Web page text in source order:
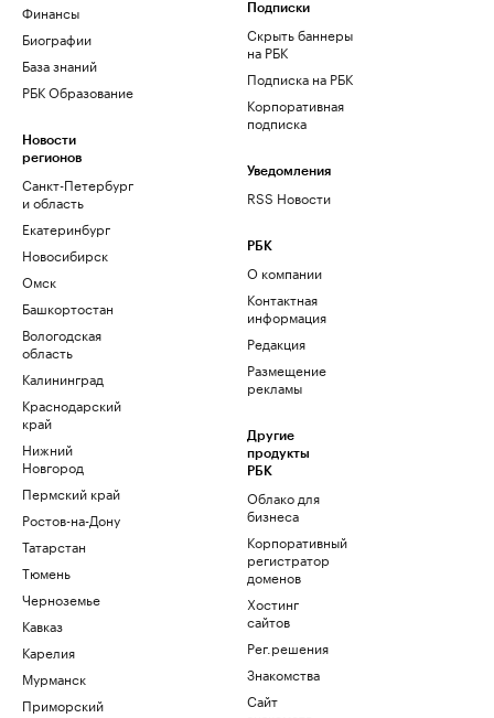
Финансы
Биографии
База знаний
РБК Образование
Новости
регионов
Санкт-Петербург
и область
Екатеринбург
Новосибирск
Омск
Башкортостан
Вологодская
область
Калининград
Краснодарский
край
Нижний
Новгород
Пермский край
Ростов-на-Дону
Татарстан
Тюмень
Черноземье
Кавказ
Карелия
Мурманск
Приморский
Подписки
Скрыть баннеры
на РБК
Подписка на РБК
Корпоративная
подписка
Уведомления
RSS Новости
РБК
О компании
Контактная
информация
Редакция
Размещение
рекламы
Другие
продукты
РБК
Облако для
бизнеса
Корпоративный
регистратор
доменов
Хостинг
сайтов
Рег.решения
Знакомства
Сайт